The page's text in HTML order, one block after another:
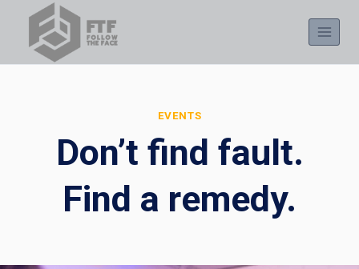
content
EVENTS
Don’t find fault.
Find a remedy.